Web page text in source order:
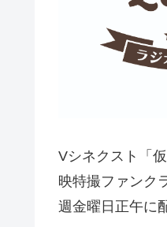
Vシネクスト「
映特撮ファンク
週金曜日正午に